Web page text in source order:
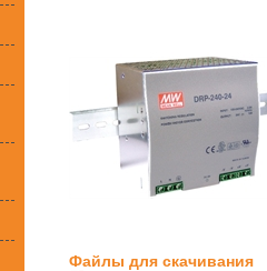
Файлы для скачивания